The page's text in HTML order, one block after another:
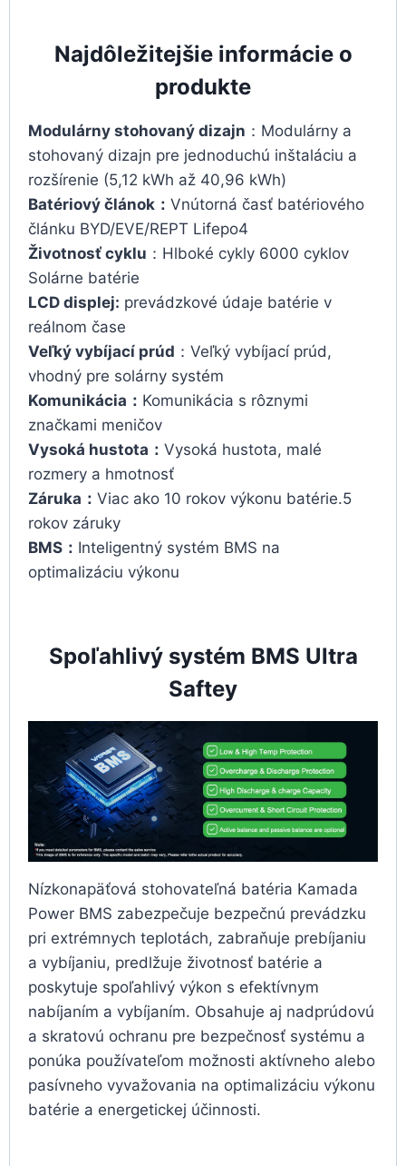
Najdôležitejšie informácie o
produkte
Modulárny stohovaný dizajn ：Modulárny a
stohovaný dizajn pre jednoduchú inštaláciu a
rozšírenie (5,12 kWh až 40,96 kWh)
Batériový článok： Vnútorná časť batériového
článku BYD/EVE/REPT Lifepo4
Životnosť cyklu ：Hlboké cykly 6000 cyklov
Solárne batérie
LCD displej: prevádzkové údaje batérie v
reálnom čase
Veľký vybíjací prúd ：Veľký vybíjací prúd,
vhodný pre solárny systém
Komunikácia： Komunikácia s rôznymi
značkami meničov
Vysoká hustota： Vysoká hustota, malé
rozmery a hmotnosť
Záruka： Viac ako 10 rokov výkonu batérie.5
rokov záruky
BMS： Inteligentný systém BMS na
optimalizáciu výkonu
Spoľahlivý systém BMS Ultra
Saftey
Nízkonapäťová stohovateľná batéria Kamada
Power BMS zabezpečuje bezpečnú prevádzku
pri extrémnych teplotách, zabraňuje prebíjaniu
a vybíjaniu, predlžuje životnosť batérie a
poskytuje spoľahlivý výkon s efektívnym
nabíjaním a vybíjaním. Obsahuje aj nadprúdovú
a skratovú ochranu pre bezpečnosť systému a
ponúka používateľom možnosti aktívneho alebo
pasívneho vyvažovania na optimalizáciu výkonu
batérie a energetickej účinnosti.